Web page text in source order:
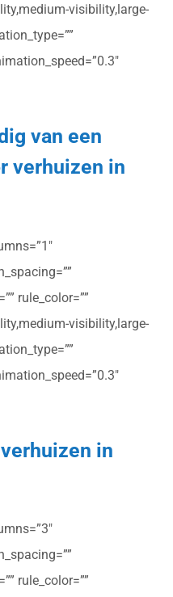
visibility,large-
van een
verhuizen in
rule_color=””
visibility,large-
in
rule_color=””